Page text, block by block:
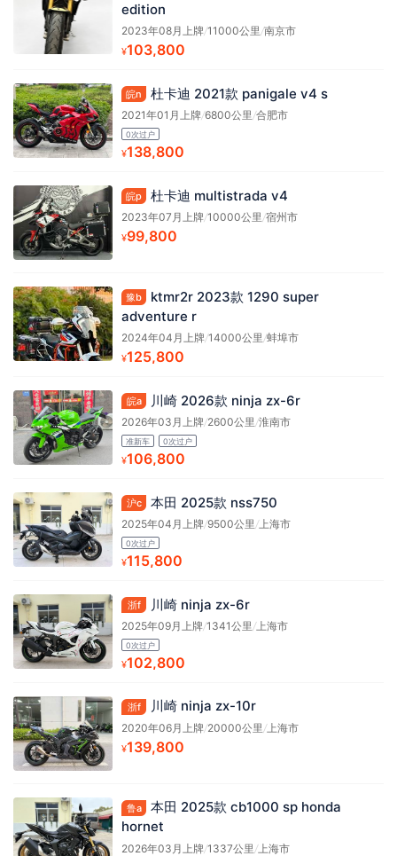
edition
2023年08月上牌/11000公里/南京市
¥103,800
皖n 杜卡迪 2021款 panigale v4 s
2021年01月上牌/6800公里 /合肥市
0次过户
¥138,800
皖p 杜卡迪 multistrada v4
2023年07月上牌/10000公里 /宿州市
¥99,800
豫b
ktmr2r 2023款 1290 super
adventure r
2024年04月上牌/14000公里 /蚌埠市
¥125,800
皖a 川崎 2026款 ninja zx-6r
2026年03月上牌/2600公里 /淮南市
准新车 0次过户
¥106,800
沪c 本田 2025款 nss750
2025年04月上牌/9500公里 /上海市
0次过户
¥115,800
浙f 川崎 ninja zx-6r
2025年09月上牌/1341公里 /上海市
0次过户
¥102,800
浙f 川崎 ninja zx-10r
2020年06月上牌/20000公里 /上海市
¥139,800
鲁a
本田 2025款 cb1000 sp honda
hornet
2026年03月上牌/1337公里 /上海市